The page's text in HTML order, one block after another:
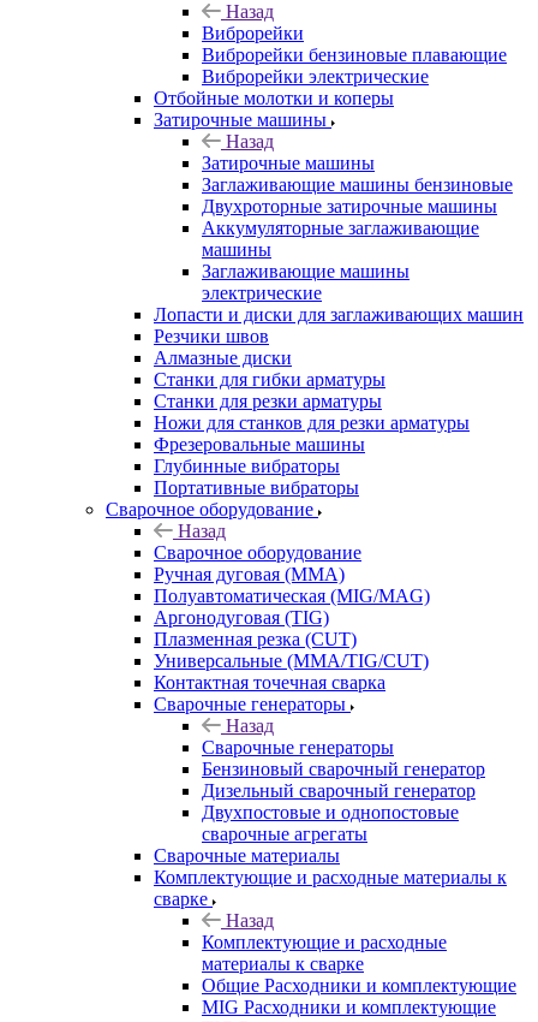
Назад
Виброрейки
Виброрейки бензиновые плавающие
Виброрейки электрические
Отбойные молотки и коперы
Затирочные машины
Назад
Затирочные машины
Заглаживающие машины бензиновые
Двухроторные затирочные машины
Аккумуляторные заглаживающие
машины
Заглаживающие машины
электрические
Лопасти и диски для заглаживающих машин
Резчики швов
Алмазные диски
Станки для гибки арматуры
Станки для резки арматуры
Ножи для станков для резки арматуры
Фрезеровальные машины
Глубинные вибраторы
Портативные вибраторы
Сварочное оборудование
Назад
Сварочное оборудование
Ручная дуговая (MMA)
Полуавтоматическая (MIG/MAG)
Аргонодуговая (TIG)
Плазменная резка (CUT)
Универсальные (MMA/TIG/CUT)
Контактная точечная сварка
Сварочные генераторы
Назад
Сварочные генераторы
Бензиновый сварочный генератор
Дизельный сварочный генератор
Двухпостовые и однопостовые
сварочные агрегаты
Сварочные материалы
Комплектующие и расходные материалы к
сварке
Назад
Комплектующие и расходные
материалы к сварке
Общие Расходники и комплектующие
MIG Расходники и комплектующие